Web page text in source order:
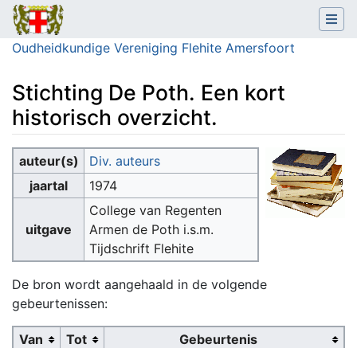
Oudheidkundige Vereniging Flehite Amersfoort
Stichting De Poth. Een kort
historisch overzicht.
Ga naar:navigatie ,zoeken
auteur(s)
Div. auteurs
jaartal
1974
uitgave
College van Regenten
Armen de Poth i.s.m.
Tijdschrift Flehite
De bron wordt aangehaald in de volgende
gebeurtenissen:
Van Tot Gebeurtenis